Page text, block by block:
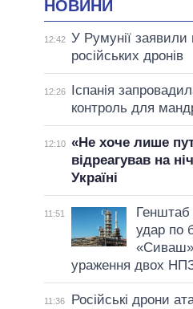
НОВИНИ
12:42 У Румунії заявили
російських дронів
12:26
Іспанія
контроль для
12:10 «Не хоче лише
відреагував на
Україні
11:51
удар по
«Сиваш»
ураження двох
11:36
Російські дрони